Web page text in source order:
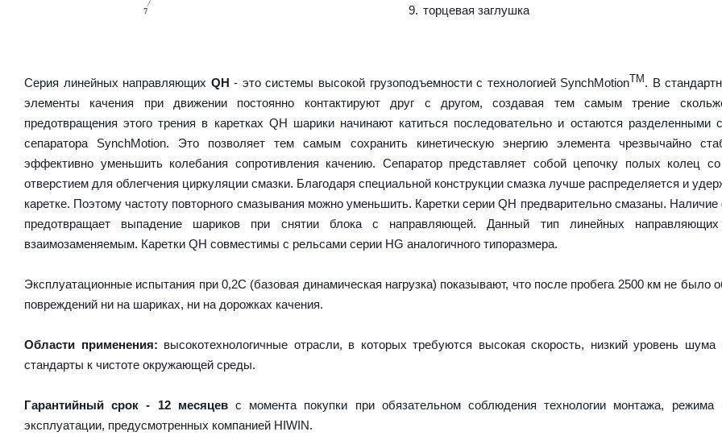
торцевая заглушка
Серия линейных направляющих QH - это системы высокой грузоподъемности с технологией SynchMotion TM . В
элементы качения при движении постоянно контактируют друг с другом, создавая тем самым трение
предотвращения этого трения в каретках QH шарики начинают катиться последовательно и остаются
сепаратора SynchMotion. Это позволяет тем самым сохранить кинетическую энергию элемента чрезвычайно
эффективно уменьшить колебания сопротивления качению. Сепаратор представляет собой цепочку полых колец
отверстием для облегчения циркуляции смазки. Благодаря специальной конструкции смазка лучше распределяется и
каретке. Поэтому частоту повторного смазывания можно уменьшить. Каретки серии QH предварительно смазаны. Наличие
предотвращает выпадение шариков при снятии блока с направляющей. Данный тип линейных направляющих
взаимозаменяемым. Каретки QH совместимы с рельсами серии HG аналогичного типоразмера.
Эксплуатационные испытания при 0,2C (базовая динамическая нагрузка) показывают, что после пробега 2500 км не было
повреждений ни на шариках, ни на дорожках качения.
Области применения: высокотехнологичные отрасли, в которых требуются высокая скорость, низкий уровень
стандарты к чистоте окружающей среды.
Гарантийный срок - 12 месяцевс момента покупки при обязательном соблюдения технологии монтажа, режима
эксплуатации, предусмотренных компанией HIWIN.